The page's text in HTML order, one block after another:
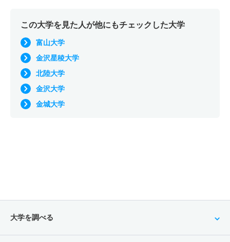
この大学を見た人が他にもチェックした大学
富山大学
金沢星稜大学
北陸大学
金沢大学
金城大学
大学を調べる